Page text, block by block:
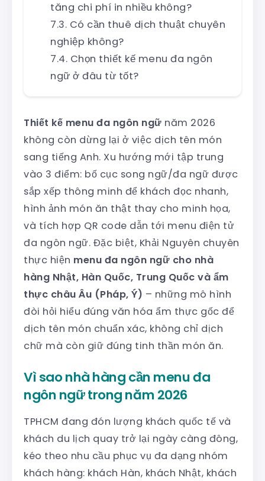
tăng chi phí in nhiều không?
Có cần thuê dịch thuật chuyên
nghiệp không?
Chọn thiết kế menu đa ngôn
ngữ ở đâu từ tốt?
Thiết kế menu đa ngôn ngữ năm 2026
không còn dừng lại ở việc dịch tên món
sang tiếng Anh. Xu hướng mới tập trung
vào 3 điểm: bố cục song ngữ/đa ngữ được
sắp xếp thông minh để khách đọc nhanh,
hình ảnh món ăn thật thay cho minh họa,
và tích hợp QR code dẫn tới menu điện tử
đa ngôn ngữ. Đặc biệt, Khải Nguyên chuyên
thực hiện menu đa ngôn ngữ cho nhà
hàng Nhật, Hàn Quốc, Trung Quốc và ẩm
thực châu Âu (Pháp, Ý) – những mô hình
đòi hỏi hiểu đúng văn hóa ẩm thực gốc để
dịch tên món chuẩn xác, không chỉ dịch
chữ mà còn giữ đúng tinh thần món ăn.
Vì sao nhà hàng cần menu đa
ngôn ngữ trong năm 2026
TPHCM đang đón lượng khách quốc tế và
khách du lịch quay trở lại ngày càng đông,
kéo theo nhu cầu phục vụ đa dạng nhóm
khách hàng: khách Hàn, khách Nhật, khách